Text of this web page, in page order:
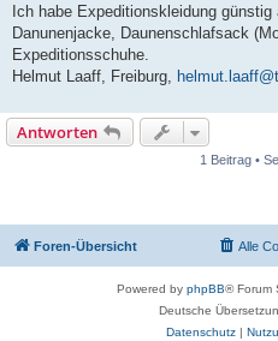
i
r
a
g
Ich habe Expeditionskleidung
Danunenjacke, Daunenschlafsack
Expeditionsschuhe.
Helmut Laaff, Freiburg,
Antworten
1 Beitrag •
Foren-Übersicht Alle
Powered by phpBB® Forum
Deutsche
Datenschutz|